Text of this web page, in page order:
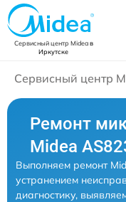
Сервисный центр Mideaв
Иркутске
Сервисный центр
Ремонт
Midea
Выполняем ремонт
устранением
диагностику,